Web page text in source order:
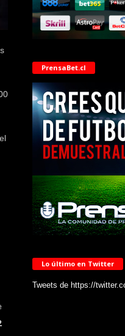
PrensaBet.cl
Lo último en Twitter
Tweets de https://